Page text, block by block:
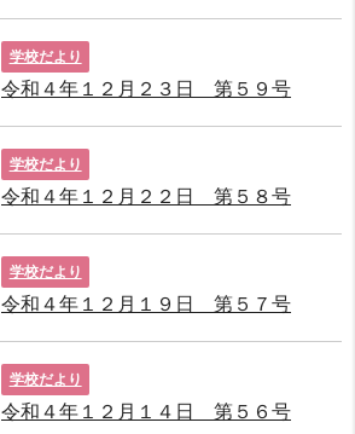
学校だより
令和４年１２月２３日 第５９号
学校だより
令和４年１２月２２日 第５８号
学校だより
令和４年１２月１９日 第５７号
学校だより
令和４年１２月１４日 第５６号